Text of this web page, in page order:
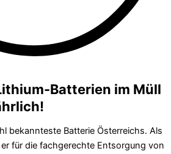
Batterien im Müll
bekannteste Batterie Österreichs. Als
für die fachgerechte Entsorgung von